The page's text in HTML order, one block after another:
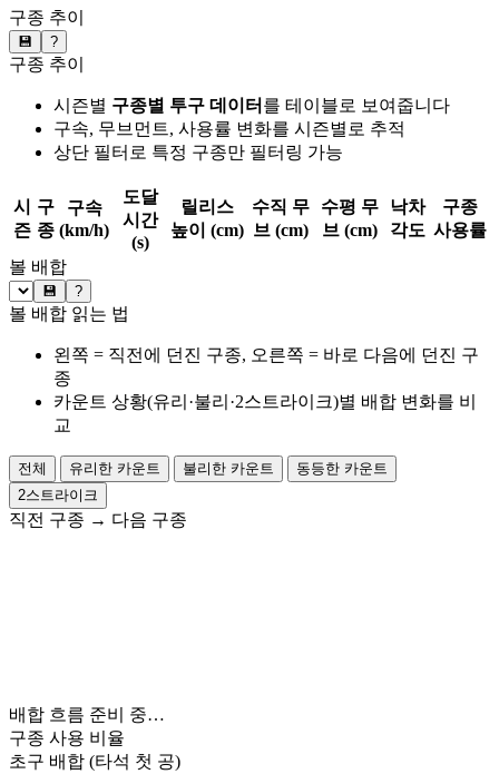
구종 추이
💾 ?
구종 추이
시즌별 구종별 투구 데이터 를 테이블로 보여줍니다
구속, 무브먼트, 사용률 변화를 시즌별로 추적
상단 필터로 특정 구종만 필터링 가능
시
즌
구
종
구속
(km/h)
도달
시간
(s)
릴리스
높이 (cm)
수직 무
브 (cm)
수평 무
브 (cm)
낙차
각도
구종
사용률
볼 배합
💾 ?
볼 배합 읽는 법
왼쪽 = 직전에 던진 구종, 오른쪽 = 바로 다음에 던진 구
종
카운트 상황(유리·불리·2스트라이크)별 배합 변화를 비
교
전체 유리한 카운트 불리한 카운트
동등한 카운트
2스트라이크
직전 구종 → 다음 구종
배합 흐름 준비 중…
구종 사용 비율
초구 배합 (타석 첫 공)